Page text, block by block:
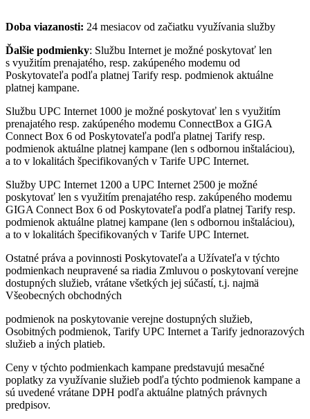
Doba viazanosti: 24 mesiacov od začiatku využívania služby
Ďalšie podmienky: Službu Internet je možné poskytovať len
s využitím prenajatého, resp. zakúpeného modemu od
Poskytovateľa podľa platnej Tarify resp. podmienok aktuálne
platnej kampane.
Službu UPC Internet 1000 je možné poskytovať len s využitím
prenajatého resp. zakúpeného modemu ConnectBox a GIGA
Connect Box 6 od Poskytovateľa podľa platnej Tarify resp.
podmienok aktuálne platnej kampane (len s odbornou inštaláciou),
a to v lokalitách špecifikovaných v Tarife UPC Internet.
Služby UPC Internet 1200 a UPC Internet 2500 je možné
poskytovať len s využitím prenajatého resp. zakúpeného modemu
GIGA Connect Box 6 od Poskytovateľa podľa platnej Tarify resp.
podmienok aktuálne platnej kampane (len s odbornou inštaláciou),
a to v lokalitách špecifikovaných v Tarife UPC Internet.
Ostatné práva a povinnosti Poskytovateľa a Užívateľa v týchto
podmienkach neupravené sa riadia Zmluvou o poskytovaní verejne
dostupných služieb, vrátane všetkých jej súčastí, t.j. najmä
Všeobecných obchodných
podmienok na poskytovanie verejne dostupných služieb,
Osobitných podmienok, Tarify UPC Internet a Tarify jednorazových
služieb a iných platieb.
Ceny v týchto podmienkach kampane predstavujú mesačné
poplatky za využívanie služieb podľa týchto podmienok kampane a
sú uvedené vrátane DPH podľa aktuálne platných právnych
predpisov.